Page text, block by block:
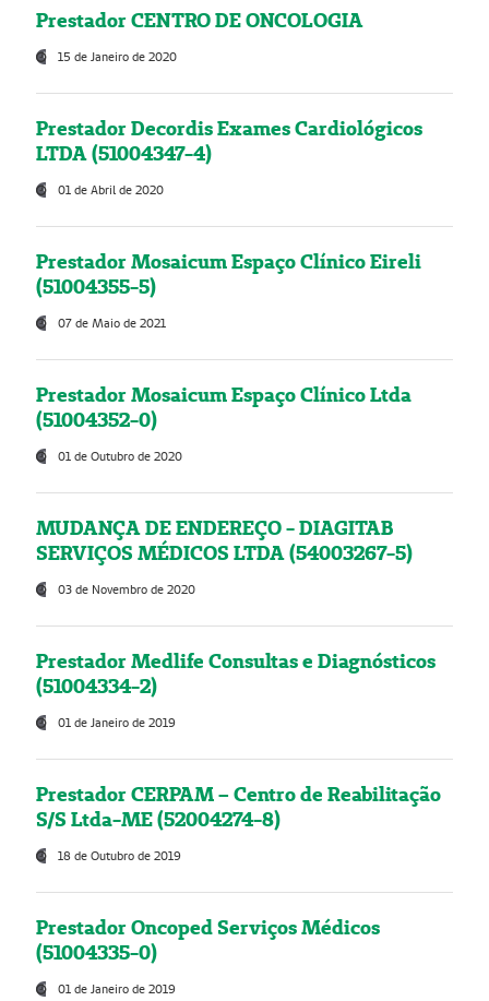
Prestador CENTRO DE ONCOLOGIA
15 de Janeiro de 2020
Prestador Decordis Exames Cardiológicos
LTDA (51004347-4)
01 de Abril de 2020
Prestador Mosaicum Espaço Clínico Eireli
(51004355-5)
07 de Maio de 2021
Prestador Mosaicum Espaço Clínico Ltda
(51004352-0)
01 de Outubro de 2020
MUDANÇA DE ENDEREÇO - DIAGITAB
SERVIÇOS MÉDICOS LTDA (54003267-5)
03 de Novembro de 2020
Prestador Medlife Consultas e Diagnósticos
(51004334-2)
01 de Janeiro de 2019
Prestador CERPAM – Centro de Reabilitação
S/S Ltda-ME (52004274-8)
18 de Outubro de 2019
Prestador Oncoped Serviços Médicos
(51004335-0)
01 de Janeiro de 2019